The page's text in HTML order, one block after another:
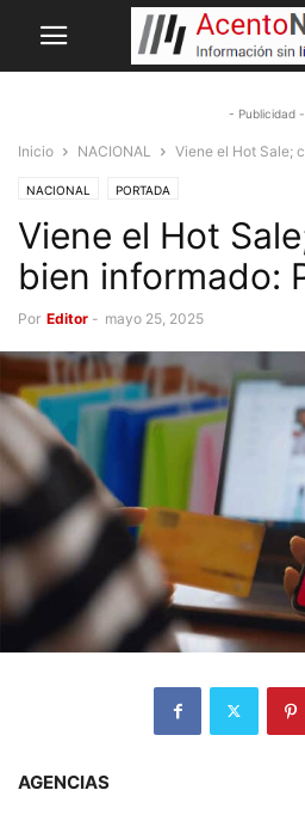
- Publicidad -
Inicio NACIONAL Viene el Hot Sale;
NACIONAL PORTADA
Viene el Hot
bien informado:
Por Editor - mayo 25, 2025
AGENCIAS